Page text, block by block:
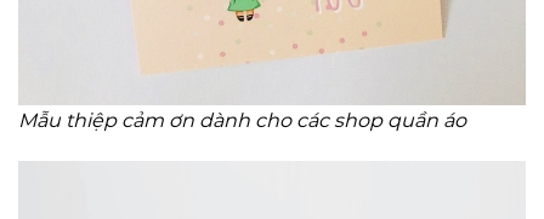
Mẫu thiệp cảm ơn dành cho các shop quần áo